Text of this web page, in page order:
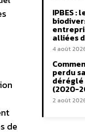
de
IPBES :
alliées
4 août
perdu
(2020-
2 août